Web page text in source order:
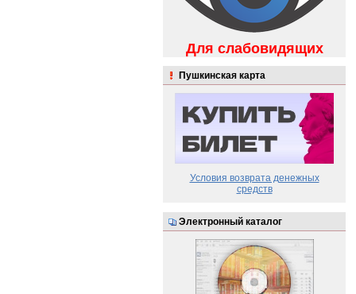
Для слабовидящих
Пушкинская карта
Условия возврата денежных
средств
Электронный каталог